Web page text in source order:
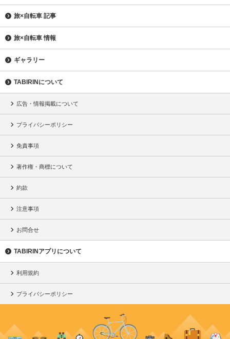
旅×自転車 記事
旅×自転車 情報
ギャラリー
TABIRINについて
広告・情報掲載について
プライバシーポリシー
免責事項
著作権・商標について
約款
注意事項
お問合せ
TABIRINアプリについて
利用規約
プライバシーポリシー